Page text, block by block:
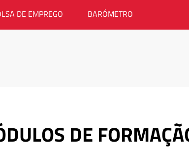
DE EMPREGO BARÓMETRO
DE